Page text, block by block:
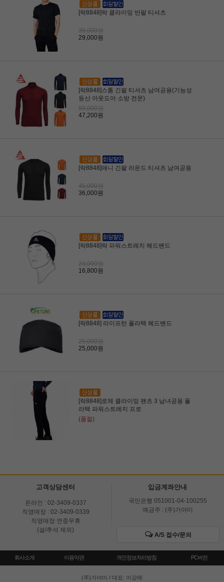
[락8848]락 클라이밍 반팔 티셔츠
39,000원
29,000원
[락8848]스톰 긴팔 티셔츠 남여공용(기능성
등산 아웃도어 소방 전문)
59,000원
47,200원
[락8848]애니 긴팔 라운드 티셔츠 남여공용
45,000원
36,000원
[락8848]락 파워스트레치 헤드밴드
24,000원
16,800원
[락8848] 라이프턴 폴라텍 헤드밴드
25,000원
25,000원
[락8848]로체 클라이밍 팬츠 3 남녀공용 폴
라텍 파워스트레치 프로
(품절)
고객상담센터
온라인 : 02-3409-0337
직영매장 : 02-3409-0339
직영매장 연중무휴
(설/추석 제외)
입금계좌안내
국민은행 051001-04-100255
예금주 : (주)가야미
A/S 접수/문의
회사소개 이용약관 개인정보처리방침 PC버전
(주)가야미 / 대표: 이강래